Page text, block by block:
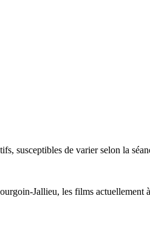
susceptibles de varier selon la
Jallieu, les films actuellement